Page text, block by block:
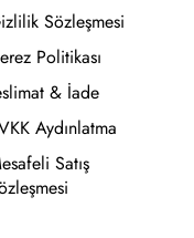
Sözleşmesi
Politikası
& İade
Aydınlatma
Satış